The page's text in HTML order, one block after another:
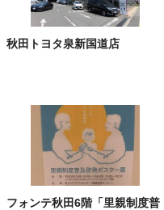
秋田トヨタ泉新国道店
フォンテ秋田6階「里親制度普